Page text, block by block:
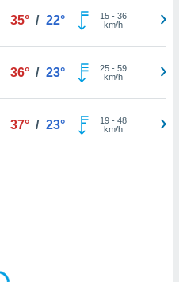
35° / 22° 15- 36
km/h
36° / 23° 25- 59
km/h
37° / 23° 19- 48
km/h